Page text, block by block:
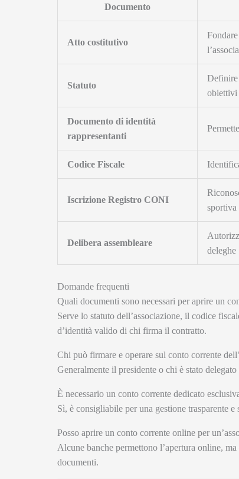
Documento
Atto costitutivo
Statuto
Definire
obiettivi
Documento di identità
rappresentanti
Codice Fiscale
Iscrizione Registro CONI
sportiva
Delibera assembleare
deleghe
Domande frequenti
Quali documenti sono necessari per aprire un
Serve lo statuto dell’associazione, il codice
d’identità valido di chi firma il contratto.
Chi può firmare e operare sul conto corrente
Generalmente il presidente o chi è stato
È necessario un conto corrente dedicato
Sì, è consigliabile per una gestione trasparente
Posso aprire un conto corrente online per
Alcune banche permettono l’apertura online,
documenti.